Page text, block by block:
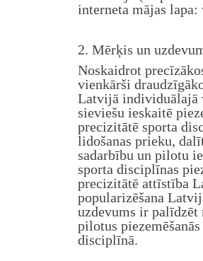
interneta mājas
2. Mērķis un
Noskaidrot
vienkārši
Latvijā individuālajā
sieviešu ieskaitē
precizitātē sporta
lidošanas prieku,
sadarbību un pilotu
sporta disciplīnas
precizitātē attīstība
popularizēšana
uzdevums ir
pilotus
disciplīnā.